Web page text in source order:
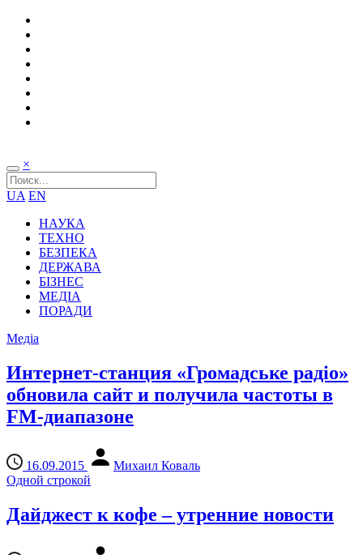
×
UA EN
НАУКА
ТЕХНО
БЕЗПЕКА
ДЕРЖАВА
БІЗНЕС
МЕДІА
ПОРАДИ
Медіа
Интернет-станция «Громадське радіо»
обновила сайт и получила частоты в
FM-диапазоне
16.09.2015
Михаил Коваль
Одной строкой
Дайджест к кофе – утренние новости